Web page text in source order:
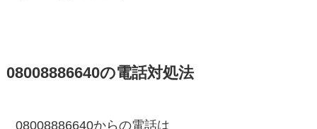
08008886640の電話対処法
08008886640からの電話は